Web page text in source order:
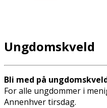
Ungdomskveld
Bli med på
For alle ungdommer i
Annenhver tirsdag.